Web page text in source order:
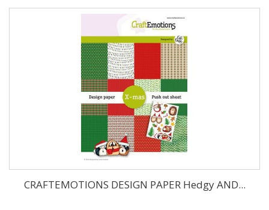
CRAFTEMOTIONS DESIGN PAPER Hedgy AND...